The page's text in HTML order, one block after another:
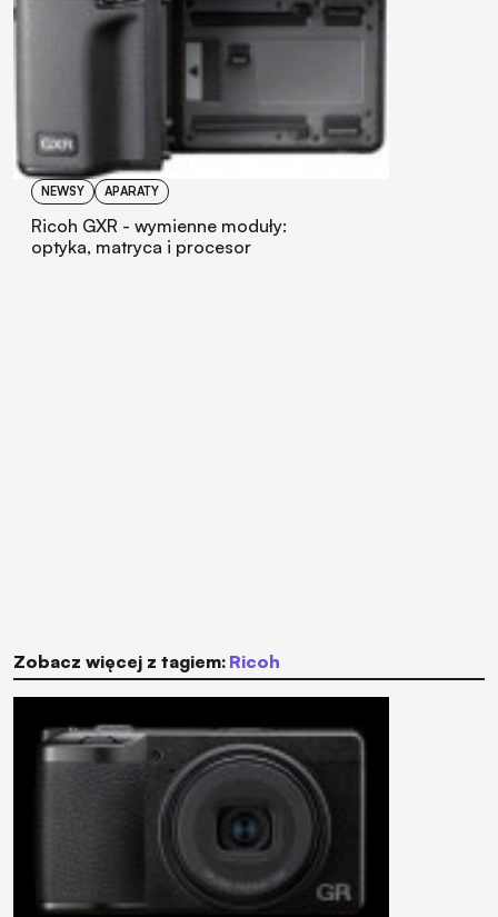
NEWSY APARATY
Ricoh GXR - wymienne moduły:
optyka, matryca i procesor
Zobacz więcej z tagiem: Ricoh